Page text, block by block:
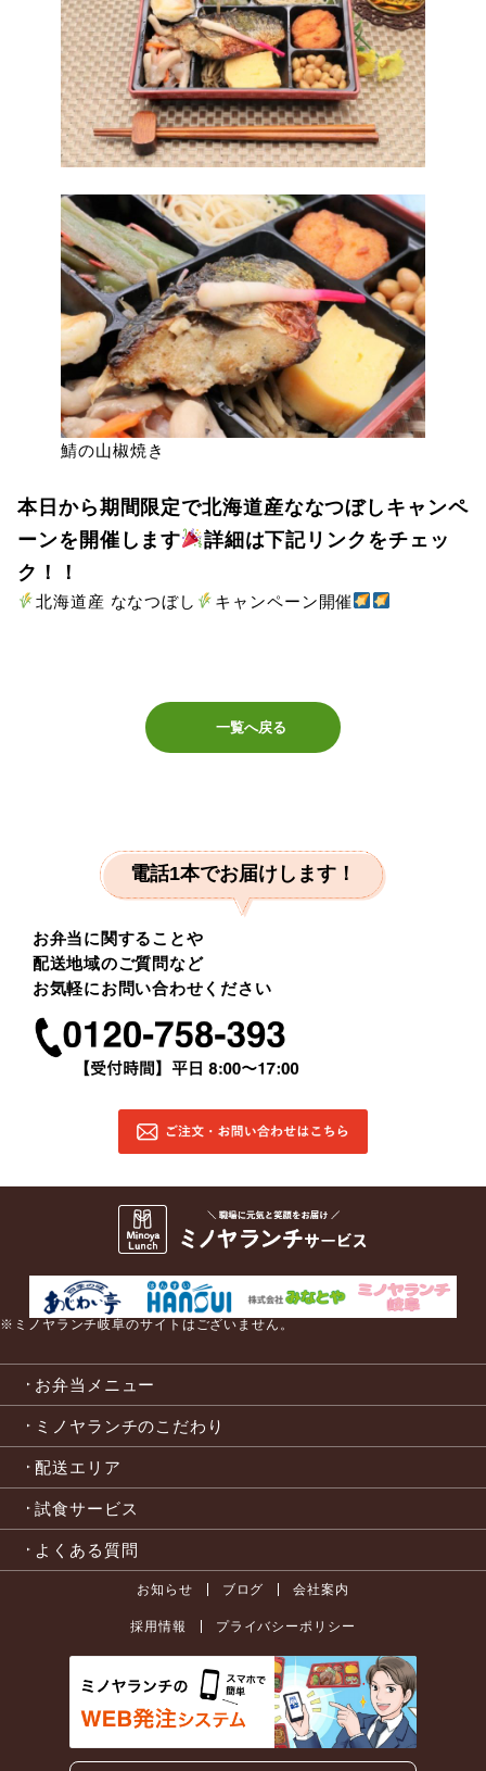
鯖の山椒焼き
本日から期間限定で北海道産ななつぼしキャンペ
ーンを開催します
詳細は下記リンクをチェッ
ク！！
北海道産 ななつぼし キャンペーン開催
一覧へ戻る
電話1本でお届けします！
お弁当に関することや
配送地域のご質問など
お気軽にお問い合わせください
※ミノヤランチ岐阜のサイトはございません。
お弁当メニュー
ミノヤランチのこだわり
配送エリア
試食サービス
よくある質問
お知らせ ブログ 会社案内
採用情報 プライバシーポリシー